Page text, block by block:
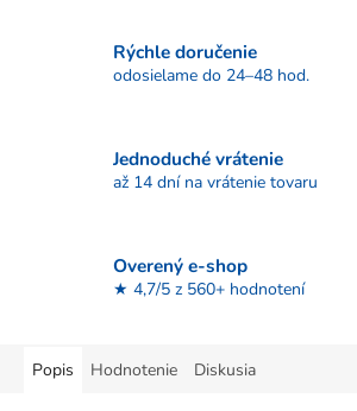
Rýchle doručenie
odosielame do 24–48 hod.
Jednoduché vrátenie
až 14 dní na vrátenie tovaru
Overený e-shop
★ 4,7/5 z 560+ hodnotení
Popis Hodnotenie Diskusia